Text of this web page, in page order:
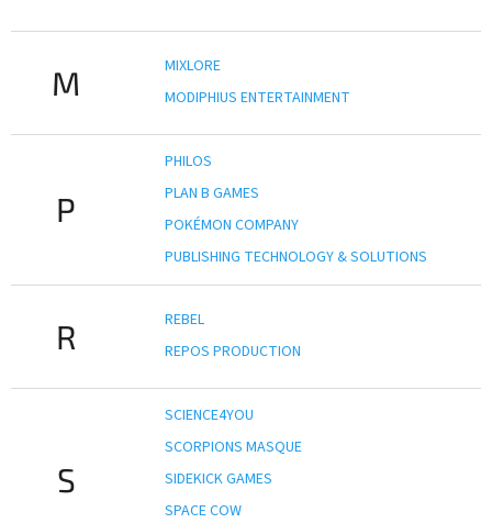
M
MIXLORE
MODIPHIUS ENTERTAINMENT
P
PHILOS
PLAN B GAMES
POKÉMON COMPANY
PUBLISHING TECHNOLOGY & SOLUTIONS
R
REBEL
REPOS PRODUCTION
S
SCIENCE4YOU
SCORPIONS MASQUE
SIDEKICK GAMES
SPACE COW